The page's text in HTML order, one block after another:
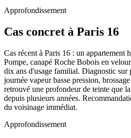
Approfondissement
Cas concret à Paris 16
Cas récent à Paris 16 : un appartement
Pompe, canapé Roche Bobois en
dix ans d'usage familial. Diagnostic sur
journée vapeur basse pression,
retrouvé une profondeur de teinte que
depuis plusieurs années.
du voisinage immédiat.
Approfondissement